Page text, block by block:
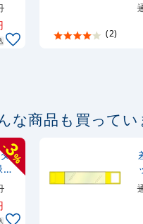
(2)
な商品も買ってい
3
%